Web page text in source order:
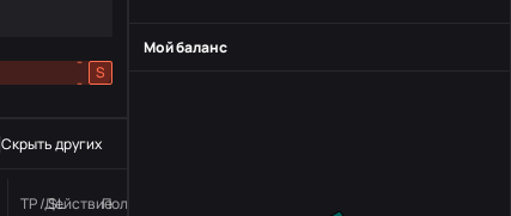
S
-
-
Скрыть других
TP / SL Положение дел
Действие
Мой баланс